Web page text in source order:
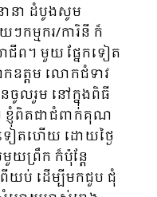
ានា ដំបូងសូម
ៗកម្មករ/ការិនី ក៏
ជីព។ មួយ ផ្នែកទៀត
ឧត្តម លោកជំទាវ
លរួម នៅក្នុងពិធី
ញុំពិតជាជំពាក់គុណ
ទៀតហើយ ដោយថ្ងៃ
យព្រឹក ក៏ប៉ុន្តែ
យប់ ដើម្បីមកជួប ជុំ